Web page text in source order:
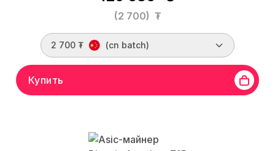
(2 700) ₮
2 700 ₮ (cn batch)
Купить